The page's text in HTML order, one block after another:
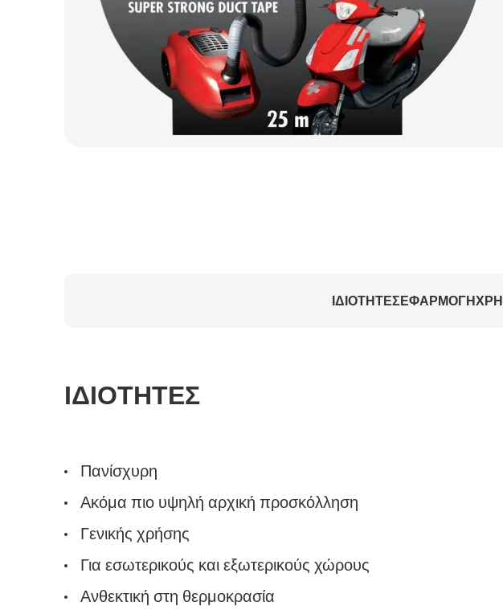
ΙΔΙΟΤΗΤΕΣΕΦΑΡΜΟΓΗ
ΙΔΙΟΤΗΤΕΣ
Πανίσχυρη
Ακόμα πιο υψηλή αρχική προσκόλληση
Γενικής χρήσης
Για εσωτερικούς και εξωτερικούς χώρους
Ανθεκτική στη θερμοκρασία